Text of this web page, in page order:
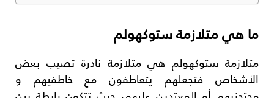
ما هي متلازمة ستوكهولم
متلازمة ستوكهولم هي متلازمة نادرة تصيب بعض
الأشخاص فتجعلهم يتعاطفون مع خاطفيهم و